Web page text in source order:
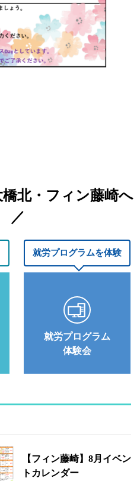
北・フィン藤崎へ
就労プログラムを体験
就労プログラム
体験会
【フィン藤崎】8月イベン
トカレンダー